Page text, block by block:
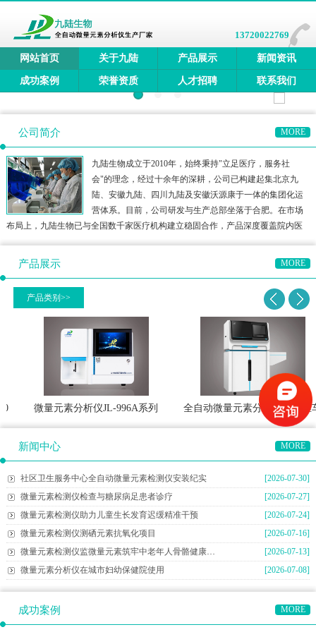
13720022769
网站首页 关于九陆 产品展示 新闻资讯
成功案例 荣誉资质 人才招聘 联系我们
公司简介 MORE
九陆生物成立于2010年，始终秉持"立足医疗，服务社
会"的理念，经过十余年的深耕，公司已构建起集北京九
陆、安徽九陆、四川九陆及安徽沃源康于一体的集团化运
营体系。目前，公司研发与生产总部坐落于合肥。在市场
布局上，九陆生物已与全国数千家医疗机构建立稳固合作，产品深度覆盖院内医
态圈。公司产品矩阵涵盖全自动微量元素分析仪、全自动维生素分
产品展示 MORE
产品类别>>
微量元素分析仪JL-996A系列
全自动微量元素分析仪豪华推车
新闻中心 MORE
[2026-07-30]
社区卫生服务中心全自动微量元素检测仪安装纪实
[2026-07-27]
微量元素检测仪检查与糖尿病足患者诊疗
[2026-07-24]
微量元素检测仪助力儿童生长发育迟缓精准干预
[2026-07-16]
微量元素检测仪测硒元素抗氧化项目
[2026-07-13]
微量元素检测仪监微量元素筑牢中老年人骨骼健康防线
[2026-07-08]
微量元素分析仪在城市妇幼保健院使用
成功案例 MORE